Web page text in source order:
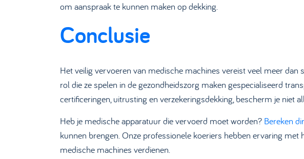
om aanspraak te kunnen maken op dekking.
Conclusie
Het veilig vervoeren van medische machines vereist veel meer
rol die ze spelen in de gezondheidszorg maken gespecialiseerd
certificeringen, uitrusting en verzekeringsdekking, bescherm je niet
Heb je medische apparatuur die vervoerd moet worden? Bereken
kunnen brengen. Onze professionele koeriers hebben ervaring
medische machines verdienen.